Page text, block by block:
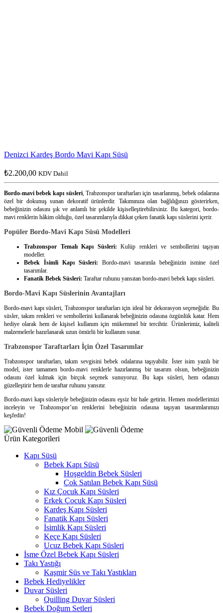
Denizci Kardeş Bordo Mavi Kapı Süsü
₺2.200,00 KDV Dahil
Bordo-mavi bebek kapı süsleri, Trabzonspor taraftarları için tasarlanmış, bebek odalarına
özel bir dokunuş sunan dekoratif ürünlerdir. Takımınıza olan bağlılığınızı gösterirken,
bebeğinizin odasını şık ve anlamlı bir şekilde kişiselleştirebilirsiniz. Bu kategori, bordo-
mavi renklerin hâkim olduğu, özel tasarımlarıyla dikkat çeken fanatik kapı süslerini içerir.
Popüler Bordo-Mavi Kapı Süsü Modelleri
Trabzonspor Temalı Kapı Süsleri: Kulüp renkleri ve sembollerini taşıyan
modeller.
Bebek İsimli Kapı Süsleri: Bordo-mavi tasarımla bebeğinizin ismine özel
tasarımlar.
Fanatik Bebek Süsleri: Taraftar ruhunu yansıtan bordo-mavi bebek kapı süsleri.
Bordo-Mavi Kapı Süslerinin Avantajları
Bordo-mavi kapı süsleri, Trabzonspor taraftarları için ideal bir dekorasyon seçeneğidir. Bu
süsler, takım renkleri ve sembollerini kullanarak bebeğinizin odasına özgünlük katar. Hem
hediye olarak hem de kişisel kullanım için mükemmel bir tercihtir. Ürünlerimiz, kaliteli
malzemelerle hazırlanarak uzun ömürlü bir kullanım sunar.
Trabzonspor Taraftarları İçin Özel Tasarımlar
Trabzonspor taraftarları, takım sevgisini bebek odalarına taşıyabilir. İster isim yazılı bir
model, ister tamamen bordo-mavi renklerle hazırlanmış bir tasarım olsun, bebeğinizin
odasını özel kılmak için birçok seçenek sunuyoruz. Bu kapı süsleri, hem odanızı
güzelleştirir hem de taraftar ruhunu yansıtır.
Bordo-mavi kapı süsleriyle bebeğinizin odasını eşsiz bir hale getirin. Hemen modellerimizi
inceleyin ve Trabzonspor’un renklerini bebeğinizin odasına taşıyan tasarımlarımızı
keşfedin!
Ürün Kategorileri
Kapı Süsü
Bebek Kapı Süsü
Hoşgeldin Bebek Süsleri
Çok Satılan Bebek Kapı Süsü
Kız Çocuk Kapı Süsleri
Erkek Çocuk Kapı Süsleri
Kardeş Kapı Süsleri
Fanatik Kapı Süsleri
İsimlik Kapı Süsleri
Keçe Kapı Süsleri
Ucuz Bebek Kapı Süsleri
İsme Özel Bebek Kapı Süsleri
Takı Yastığı
Kaşmir Süs ve Takı Yastıkları
Bebek Hediyelikler
Duvar Süsleri
Quilling Duvar Süsleri
Bebek Doğum Setleri